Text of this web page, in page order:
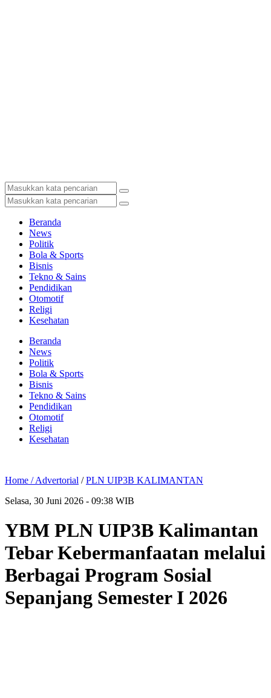
Beranda
News
Politik
Bola & Sports
Bisnis
Tekno & Sains
Pendidikan
Otomotif
Religi
Kesehatan
Beranda
News
Politik
Bola & Sports
Bisnis
Tekno & Sains
Pendidikan
Otomotif
Religi
Kesehatan
Home /Advertorial /PLN UIP3B KALIMANTAN
Selasa, 30 Juni 2026 - 09:38 WIB
YBM PLN UIP3B Kalimantan
Tebar Kebermanfaatan melalui
Berbagai Program Sosial
Sepanjang Semester I 2026